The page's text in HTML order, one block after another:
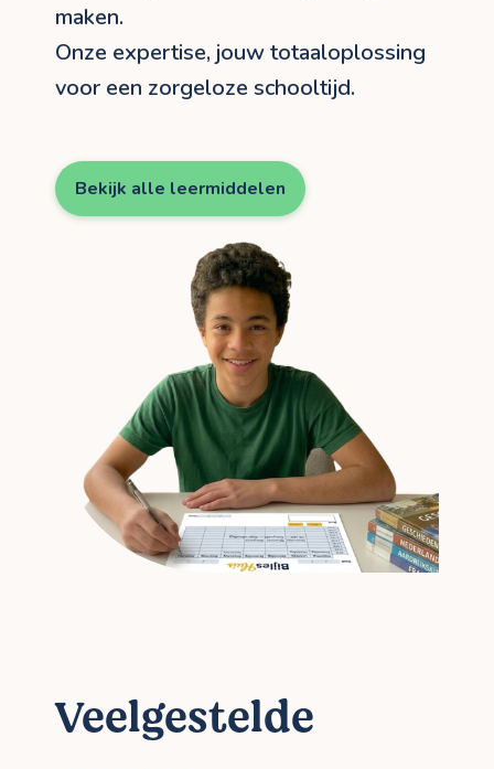
maken.
Onze expertise, jouw totaaloplossing
voor een zorgeloze schooltijd.
Bekijk alle leermiddelen
Veelgestelde